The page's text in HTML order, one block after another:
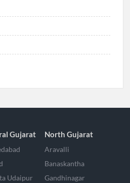
Gujarat
Udaipur
North Gujarat
Aravalli
Banaskantha
Gandhinagar